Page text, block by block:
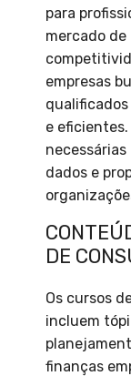
para
mercado
empresas
e
dados e
DE
Os cursos
incluem
finanças